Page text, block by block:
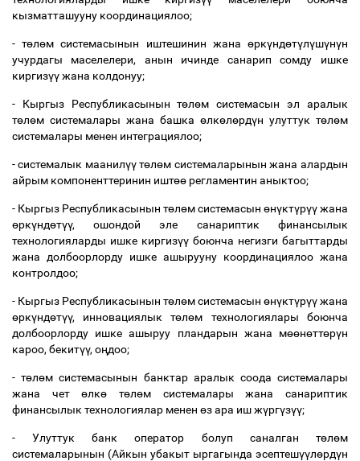
кызматташууну координациялоо;
- төлөм системасынын иштешинин жанаөркүндөтүлүшүнүн
учурдагы маселелери, анын ичинде санарип сомду ишке
киргизүүжана колдонуу;
- Кыргыз Республикасынын төлөм системасын эл аралык
төлөм системалары жана башка өлкөлөрдүн улуттук төлөм
системалары менен интеграциялоо;
- системалык маанилүүтөлөм системаларынын жана алардын
айрым компоненттеринин иштөө регламентин аныктоо;
- Кыргыз Республикасынын төлөм системасын өнүктүрүүжана
өркүндөтүү, ошондой эле санариптик финансылык
технологияларды ишке киргизүү боюнча негизги багыттарды
жана долбоорлорду ишке ашырууну координациялоо жана
контролдоо;
- Кыргыз Республикасынын төлөм системасын өнүктүрүүжана
өркүндөтүү, инновациялык төлөм технологиялары боюнча
долбоорлорду ишке ашыруу пландарын жана мөөнөттөрүн
кароо, бекитүү, оңдоо;
- төлөм системасынын банктар аралык соода системалары
жана четөлкө төлөм системалары жана санариптик
финансылык технологиялар менен өз ара иш жүргүзүү;
- Улуттук банк оператор болуп саналган төлөм
системаларынын (Айкын убакыт ыргагында эсептешүүлөрдүн